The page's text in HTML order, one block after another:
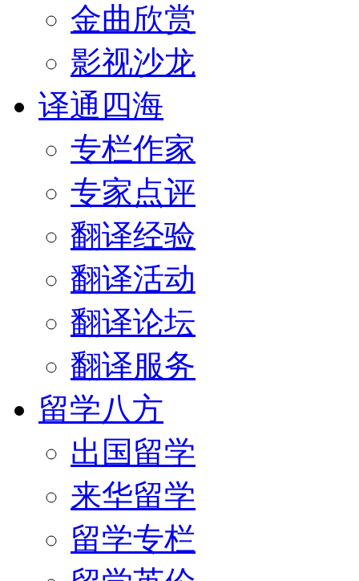
金曲欣赏
影视沙龙
译通四海
专栏作家
专家点评
翻译经验
翻译活动
翻译论坛
翻译服务
留学八方
出国留学
来华留学
留学专栏